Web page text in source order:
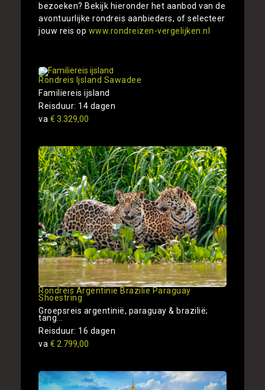
bezoeken? Bekijk hieronder het aanbod van de
avontuurlijke rondreis aanbieders, of selecteer
jouw reis op www.rondreizen-vergelijken.nl
Rondreis Ijsland Sawadee
Familiereis ijsland
Reisduur: 14 dagen
va € 3.329,00
Rondreis Argentinie Brazilie Paraguay
Shoestring
Groepsreis argentinië, paraguay & brazilië;
tang...
Reisduur: 16 dagen
va € 2.799,00